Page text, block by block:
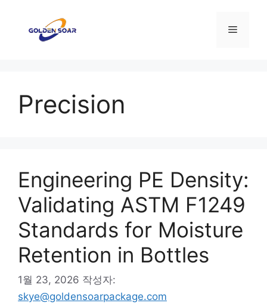
메
Precision
Engineering PE Density:
Validating ASTM F1249
Standards for Moisture
Retention in Bottles
1월 23, 2026 작성자:
skye@goldensoarpackage.com